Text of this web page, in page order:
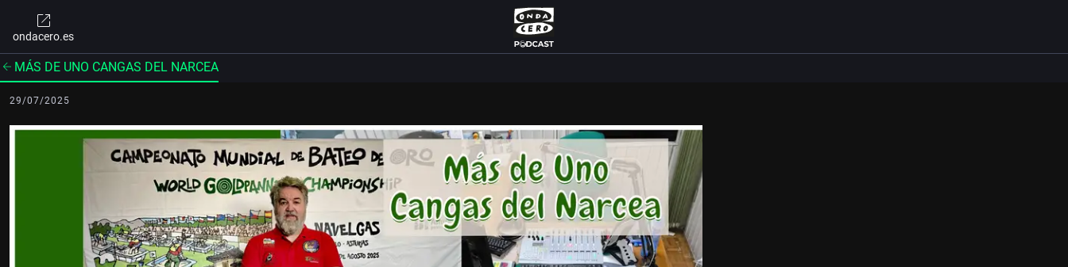
ondacero.es
MÁS DE UNO CANGAS DEL NARCEA
29/07/2025